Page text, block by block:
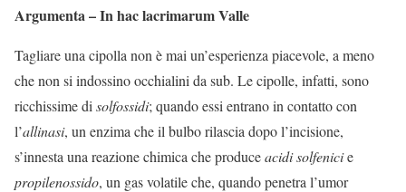
Argumenta – In hac lacrimarum Valle
Tagliare una cipolla non è mai un’esperienza piacevole, a meno
che non si indossino occhialini da sub. Le cipolle, infatti, sono
ricchissime di solfossidi; quando essi entrano in contatto con
l’allinasi, un enzima che il bulbo rilascia dopo l’incisione,
s’innesta una reazione chimica che produceacidi solfenicie
propilenossido, un gas volatile che, quando penetra l’umor